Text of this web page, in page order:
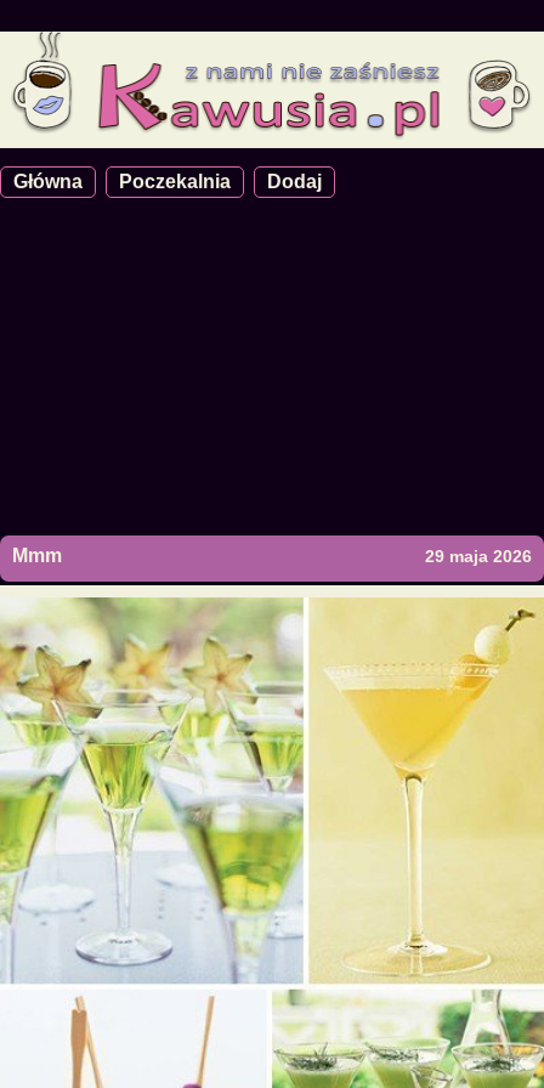
Główna Poczekalnia Dodaj
Mmm 29 maja 2026